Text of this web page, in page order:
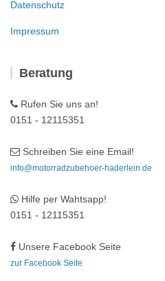
Datenschutz
Impressum
Beratung
Rufen Sie uns an!
0151 - 12115351
Schreiben Sie eine Email!
info@motorradzubehoer-haderlein.de
Hilfe per Wahtsapp!
0151 - 12115351
Unsere Facebook Seite
zur Facebook Seite